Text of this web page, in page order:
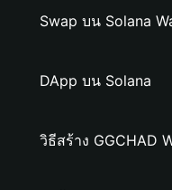
Swap บน Solana
DApp บน Solana
วิธีสร้าง GGCHAD